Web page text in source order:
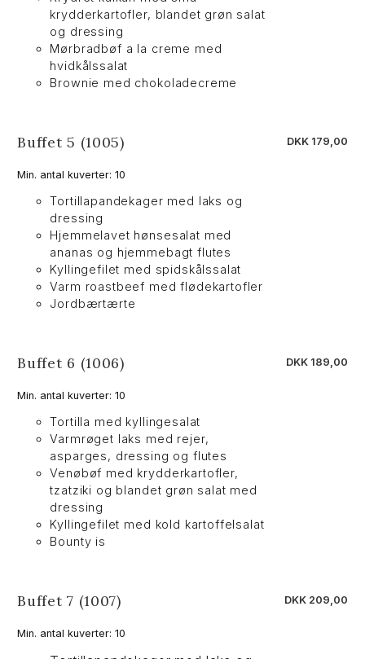
krydderkartofler, blandet grøn salat
og dressing
Mørbradbøf a la creme med
hvidkålssalat
Brownie med chokoladecreme
Buffet 5 (1005) DKK 179,00
Min. antal kuverter: 10
Tortillapandekager med laks og
dressing
Hjemmelavet hønsesalat med
ananas og hjemmebagt flutes
Kyllingefilet med spidskålssalat
Varm roastbeef med flødekartofler
Jordbærtærte
Buffet 6 (1006) DKK 189,00
Min. antal kuverter: 10
Tortilla med kyllingesalat
Varmrøget laks med rejer,
asparges, dressing og flutes
Venøbøf med krydderkartofler,
tzatziki og blandet grøn salat med
dressing
Kyllingefilet med kold kartoffelsalat
Bounty is
Buffet 7 (1007) DKK 209,00
Min. antal kuverter: 10